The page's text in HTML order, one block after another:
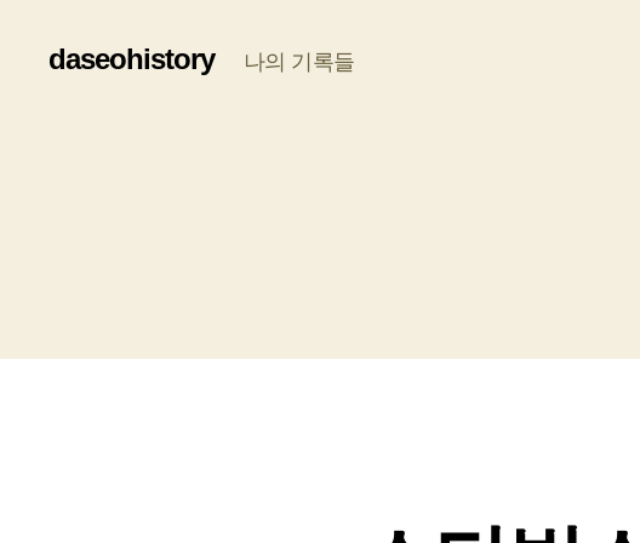
daseohistory 나의 기록들